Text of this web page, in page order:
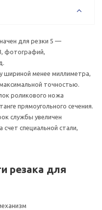
для резки 5 —
фотографий,
шириной менее миллиметра,
точностью.
роликового ножа
прямоугольного сечения.
службы увеличен
специальной стали,
резака для